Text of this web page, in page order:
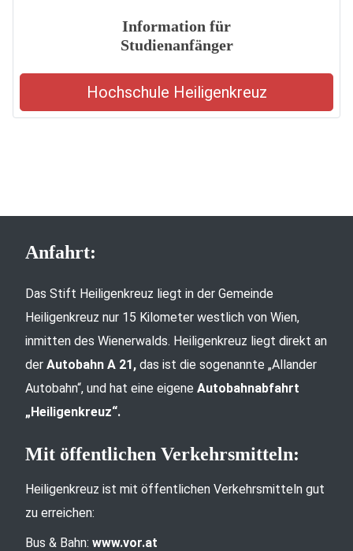
Information für
Studienanfänger
Hochschule Heiligenkreuz
Anfahrt:
Das Stift Heiligenkreuz liegt in der Gemeinde
Heiligenkreuz nur 15 Kilometer westlich von Wien,
inmitten des Wienerwalds. Heiligenkreuz liegt direkt an
der Autobahn A 21, das ist die sogenannte „Allander
Autobahn“, und hat eine eigene Autobahnabfahrt
„Heiligenkreuz“.
Mit öffentlichen Verkehrsmitteln:
Heiligenkreuz ist mit öffentlichen Verkehrsmitteln gut
zu erreichen:
Bus & Bahn: www.vor.at